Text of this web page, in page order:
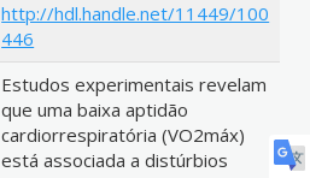
http://hdl.handle.net/11449/100
446
Estudos experimentais revelam
que uma baixa aptidão
cardiorrespiratória (VO2máx)
está associada a distúrbios